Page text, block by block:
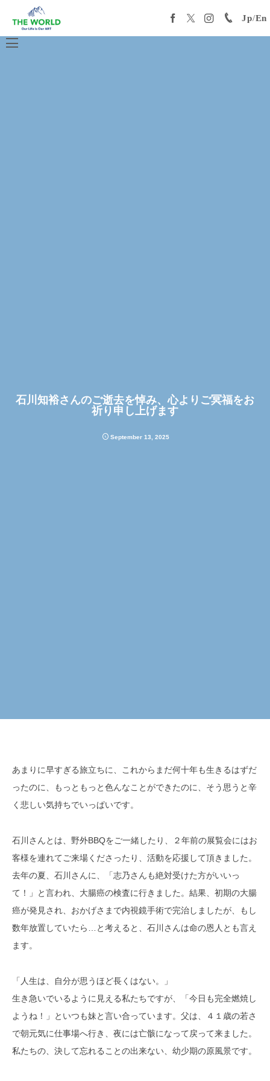
Jp/En
石川知裕さんのご逝去を悼み、心よりご冥福をお
祈り申し上げます
September 13 ,2025
あまりに早すぎる旅立ちに、これからまだ何十年も生きるはずだ
ったのに、もっともっと色んなことができたのに、そう思うと辛
く悲しい気持ちでいっぱいです。
石川さんとは、野外BBQをご一緒したり、２年前の展覧会にはお
客様を連れてご来場くださったり、活動を応援して頂きました。
去年の夏、石川さんに、「志乃さんも絶対受けた方がいいっ
て！」と言われ、大腸癌の検査に行きました。結果、初期の大腸
癌が発見され、おかげさまで内視鏡手術で完治しましたが、もし
数年放置していたら…と考えると、石川さんは命の恩人とも言え
ます。
「人生は、自分が思うほど長くはない。」
生き急いでいるように見える私たちですが、「今日も完全燃焼し
ようね！」といつも妹と言い合っています。父は、４１歳の若さ
で朝元気に仕事場へ行き、夜には亡骸になって戻って来ました。
私たちの、決して忘れることの出来ない、幼少期の原風景です。